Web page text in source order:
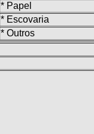
* Papel
* Escovaria
* Outros